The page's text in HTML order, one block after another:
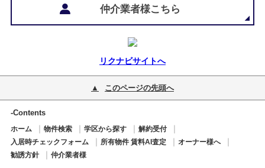
仲介業者様こちら
リクナビサイトへ
このページの先頭へ
-Contents
ホーム 物件検索 学区から探す
解約受付
入居時チェックフォーム
所有物件 賃料AI査定
オーナー様へ
勧誘方針
仲介業者様